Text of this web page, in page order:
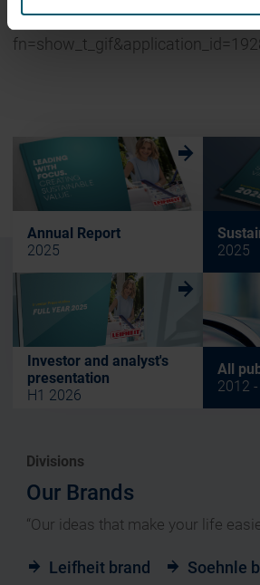
Annual Report
2025
w
2025
Investor and analyst's
presentation
H1 2026
w
All
2012
Divisions
Our Brands
“Our ideas that make your life
Leifheit brand Soehnle